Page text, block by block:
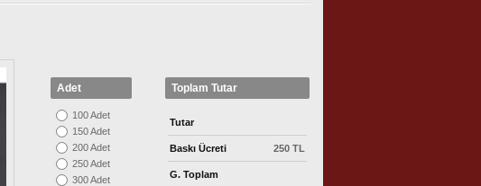
Adet
100 Adet
150 Adet
200 Adet
250 Adet
300 Adet
Toplam Tutar
Tutar
Baskı Ücreti 250 TL
G. Toplam